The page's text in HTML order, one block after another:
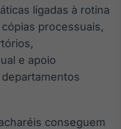
de
Em breve
ligadas à rotina
processuais,
e apoio
conseguem